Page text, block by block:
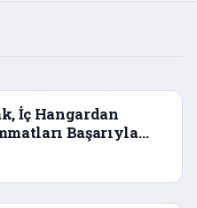
İç Hangardan
Başarıyla